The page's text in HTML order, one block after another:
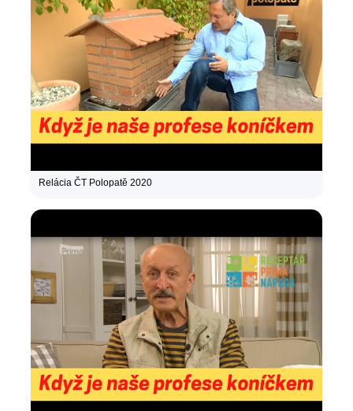
Relácia ČT Polopatě 2020